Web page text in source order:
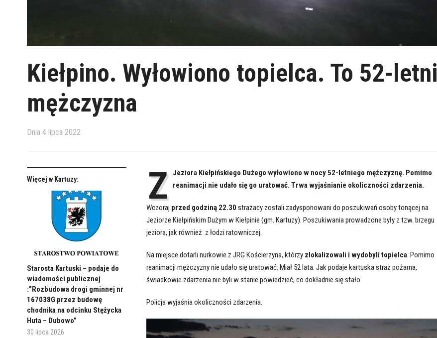
Kiełpino. Wyłowiono topielca. To 52-letni
mężczyzna
Dnia 4 lipca 2022
Więcej w Kartuzy:
Starosta Kartuski – podaje do
wiadomości publicznej
:”Rozbudowa drogi gminnej nr
167038G przez budowę
chodnika na odcinku Stężycka
Huta – Dubowo”
30 lipca 2026
Z
Jeziora Kiełpińskiego Dużego wyłowiono w nocy 52-letniego mężczyznę. Pomimo
reanimacji nie udało się go uratować. Trwa wyjaśnianie okoliczności zdarzenia.
Wczoraj przed godziną 22.30 strażacy zostali zadysponowani do poszukiwań osoby tonącej na
Jeziorze Kiełpińskim Dużym w Kiełpinie (gm. Kartuzy). Poszukiwania prowadzone były z tzw. brzegu
jeziora, jak również z łodzi ratowniczej.
Na miejsce dotarli nurkowie z JRG Kościerzyna, którzy zlokalizowali i wydobyli topielca . Pomimo
reanimacji mężczyzny nie udało się uratować. Miał 52 lata. Jak podaje kartuska straż pożarna,
świadkowie zdarzenia nie byli w stanie powiedzieć, co dokładnie się stało.
Policja wyjaśnia okoliczności zdarzenia.